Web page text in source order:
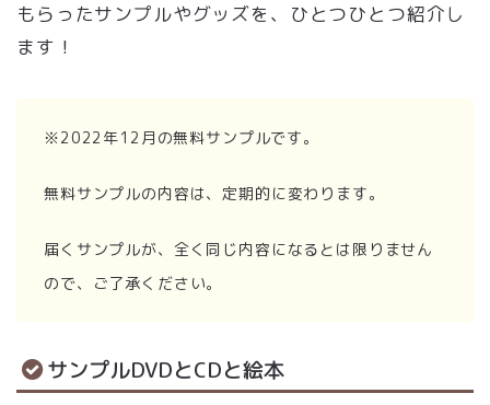
もらったサンプルやグッズを、ひとつひとつ紹介し
ます！
※2022年12月の無料サンプルです。
無料サンプルの内容は、定期的に変わります。
届くサンプルが、全く同じ内容になるとは限りません
ので、ご了承ください。
サンプルDVDとCDと絵本